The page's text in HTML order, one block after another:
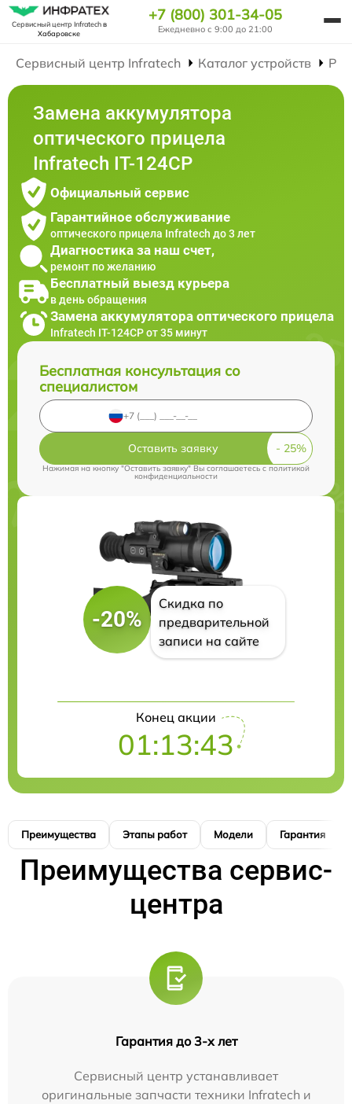
Сервисный центр Infratechв
Хабаровске
+7 (800) 301-34-05
Ежедневно с 9:00 до 21:00
Сервисный центр Infratech Каталог устройств
Замена аккумулятора
оптического прицела
Infratech IT-124CP
Официальный сервис
Гарантийное обслуживание
оптического прицела Infratech до 3 лет
Диагностика за наш счет,
ремонт по желанию
Бесплатный выезд курьера
в день обращения
Замена аккумулятора оптического прицела
Infratech IT-124CP от 35 минут
Бесплатная консультация со
специалистом
Оставить заявку
Нажимая на кнопку "Оставить заявку" Вы соглашаетесь cполитикой
конфиденциальности
-20%
Скидка по
предварительной
записи на сайте
Конец акции
01:13:42
Преимущества Этапы работ Модели Гарантия
Преимущества сервис-
центра
Гарантия до 3-х лет
Сервисный центр устанавливает
оригинальные запчасти техники Infratech и